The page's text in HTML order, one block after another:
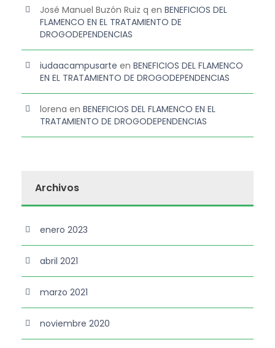
José Manuel Buzón Ruiz q en BENEFICIOS DEL
FLAMENCO EN EL TRATAMIENTO DE
DROGODEPENDENCIAS
iudaacampusarte en BENEFICIOS DEL FLAMENCO
EN EL TRATAMIENTO DE DROGODEPENDENCIAS
lorena en BENEFICIOS DEL FLAMENCO EN EL
TRATAMIENTO DE DROGODEPENDENCIAS
Archivos
enero 2023
abril 2021
marzo 2021
noviembre 2020